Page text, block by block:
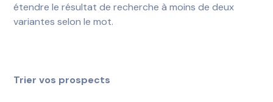
étendre le résultat de recherche à moins de deux
variantes selon le mot.
Trier vos prospects